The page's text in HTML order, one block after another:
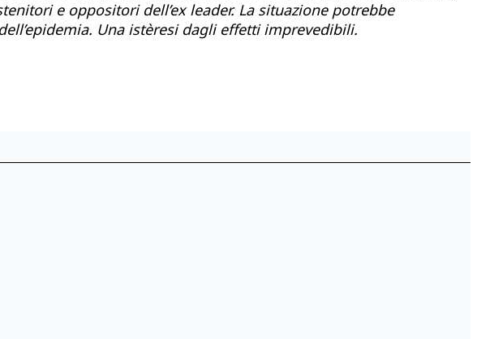
e oppositori dell’ex leader. La situazione potrebbe
Una istèresi dagli effetti imprevedibili.